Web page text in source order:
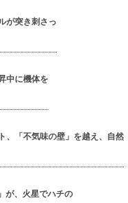
が突き刺さっ
中に機体を
、「不気味の壁」を越え、自然
が、火星でハチの